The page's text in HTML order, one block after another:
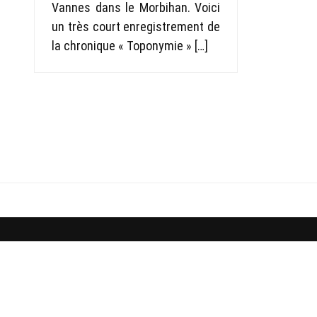
Vannes dans le Morbihan. Voici
un très court enregistrement de
la chronique « Toponymie » […]